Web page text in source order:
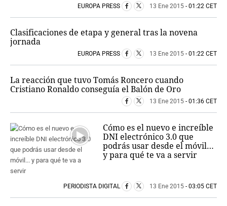
EUROPA PRESS 13 Ene 2015 - 01:22 CET
Clasificaciones de etapa y general tras la novena
jornada
EUROPA PRESS 13 Ene 2015 - 01:22 CET
La reacción que tuvo Tomás Roncero cuando
Cristiano Ronaldo conseguía el Balón de Oro
13 Ene 2015 - 01:36 CET
Cómo es el nuevo e increíble
DNI electrónico 3.0 que
podrás usar desde el móvil…
y para qué te va a servir
PERIODISTA DIGITAL 13 Ene 2015 - 03:05 CET